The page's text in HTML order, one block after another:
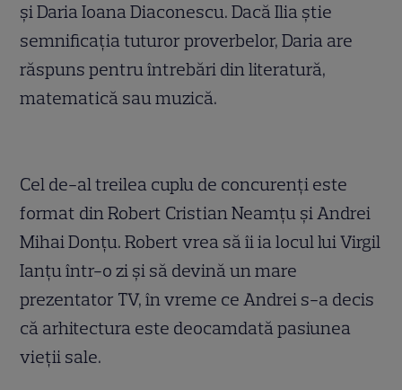
şi Daria Ioana Diaconescu. Dacă Ilia ştie
semnificaţia tuturor proverbelor, Daria are
răspuns pentru întrebări din literatură,
matematică sau muzică.
Cel de-al treilea cuplu de concurenţi este
format din Robert Cristian Neamţu şi Andrei
Mihai Donţu. Robert vrea să îi ia locul lui Virgil
Ianţu într-o zi şi să devină un mare
prezentator TV, în vreme ce Andrei s-a decis
că arhitectura este deocamdată pasiunea
vieţii sale.